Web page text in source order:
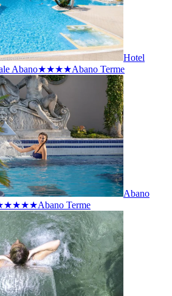
Hotel
Abano★★★★Abano Terme
Abano
Abano Terme